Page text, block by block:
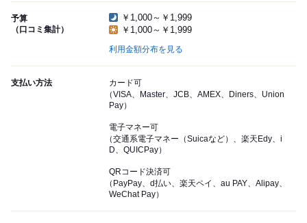
予算
（口コミ集計）
￥1,000～￥1,999
￥1,000～￥1,999
利用金額分布を見る
支払い方法
カード可
（VISA、Master、JCB、AMEX、Diners、Union
Pay）
電子マネー可
（交通系電子マネー（Suicaなど）、楽天Edy、i
D、QUICPay）
QRコード決済可
（PayPay、d払い、楽天ペイ、au PAY、Alipay、
WeChat Pay）